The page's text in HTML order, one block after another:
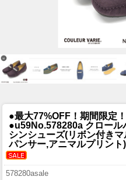
●最大77%OFF！期間限定
●u59No.578280a クロー
シンシューズ(リボン付き
パンサー,アニマルプリン
578280asale